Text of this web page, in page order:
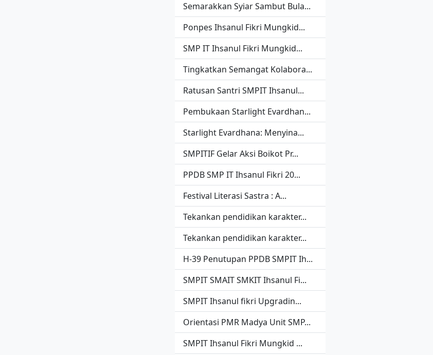
Semarakkan Syiar Sambut Bula...
Ponpes Ihsanul Fikri Mungkid...
SMP IT Ihsanul Fikri Mungkid...
Tingkatkan Semangat Kolabora...
Ratusan Santri SMPIT Ihsanul...
Pembukaan Starlight Evardhan...
Starlight Evardhana: Menyina...
SMPITIF Gelar Aksi Boikot Pr...
PPDB SMP IT Ihsanul Fikri 20...
Festival Literasi Sastra : A...
Tekankan pendidikan karakter...
Tekankan pendidikan karakter...
H-39 Penutupan PPDB SMPIT Ih...
SMPIT SMAIT SMKIT Ihsanul Fi...
SMPIT Ihsanul fikri Upgradin...
Orientasi PMR Madya Unit SMP...
SMPIT Ihsanul Fikri Mungkid ...